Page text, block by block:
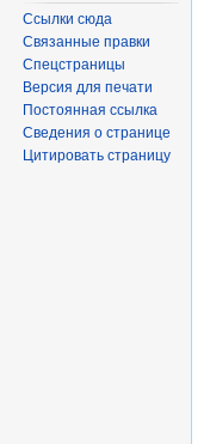
Ссылки сюда
Связанные правки
Спецстраницы
Версия для печати
Постоянная ссылка
Сведения о странице
Цитировать страницу